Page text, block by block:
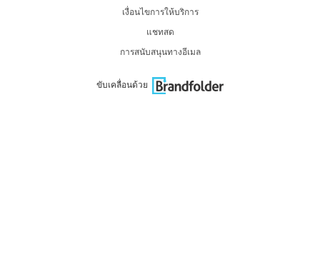
เงื่อนไขการให้บริการ
แชทสด
การสนับสนุนทางอีเมล
ขับเคลื่อนด้วย